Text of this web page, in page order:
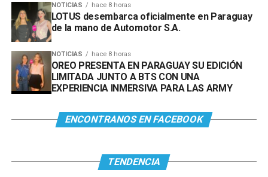
NOTICIAS hace 8 horas
LOTUS desembarca oficialmente en Paraguay
de la mano de Automotor S.A.
NOTICIAS hace 8 horas
OREO PRESENTA EN PARAGUAY SU EDICIÓN
LIMITADA JUNTO A BTS CON UNA
EXPERIENCIA INMERSIVA PARA LAS ARMY
ENCONTRANOS EN FACEBOOK
TENDENCIA